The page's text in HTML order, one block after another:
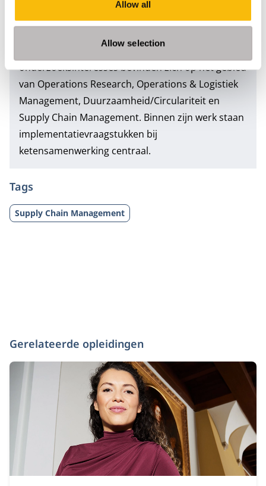
Allow all
Allow selection
Chain Management verbonden aan het expertise
Nyenrode Business Universiteit. Zijn
onderzoeksinteresses bevinden zich op het gebied
van Operations Research, Operations & Logistiek
Management, Duurzaamheid/Circulariteit en
Supply Chain Management. Binnen zijn werk staan
implementatievraagstukken bij
ketensamenwerking centraal.
Tags
Supply Chain Management
Gerelateerde opleidingen